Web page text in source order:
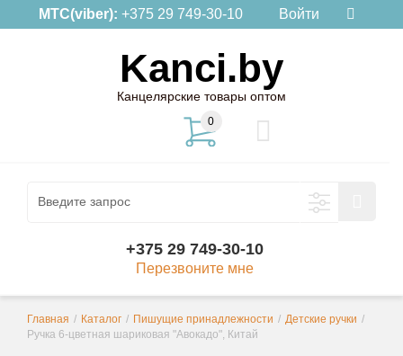
МТС(viber): +375 29 749-30-10 Войти
Kanci.by
Канцелярские товары оптом
0
+375 29 749-30-10
Перезвоните мне
Главная / Каталог / Пишущие принадлежности / Детские ручки /
Ручка 6-цветная шариковая "Авокадо", Китай